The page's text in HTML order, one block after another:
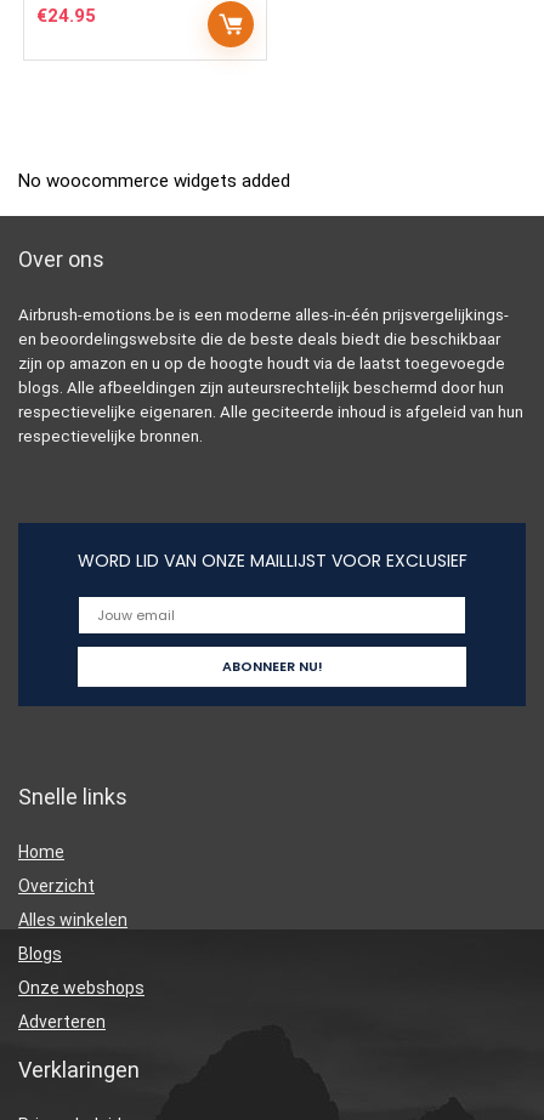
€24.95
No woocommerce widgets added
Over ons
Airbrush-emotions.be is een moderne alles-in-één prijsvergelijkings-
en beoordelingswebsite die de beste deals biedt die beschikbaar
zijn op amazon en u op de hoogte houdt via de laatst toegevoegde
blogs. Alle afbeeldingen zijn auteursrechtelijk beschermd door hun
respectievelijke eigenaren. Alle geciteerde inhoud is afgeleid van hun
respectievelijke bronnen.
WORD LID VAN ONZE MAILLIJST VOOR EXCLUSIEF
Snelle links
Home
Overzicht
Alles winkelen
Blogs
Onze webshops
Adverteren
Verklaringen